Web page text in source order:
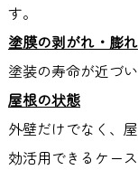
す。
塗膜の剥がれ・膨れ
塗装の寿命が近づ
屋根の状態
外壁だけでなく、
効活用できるケー